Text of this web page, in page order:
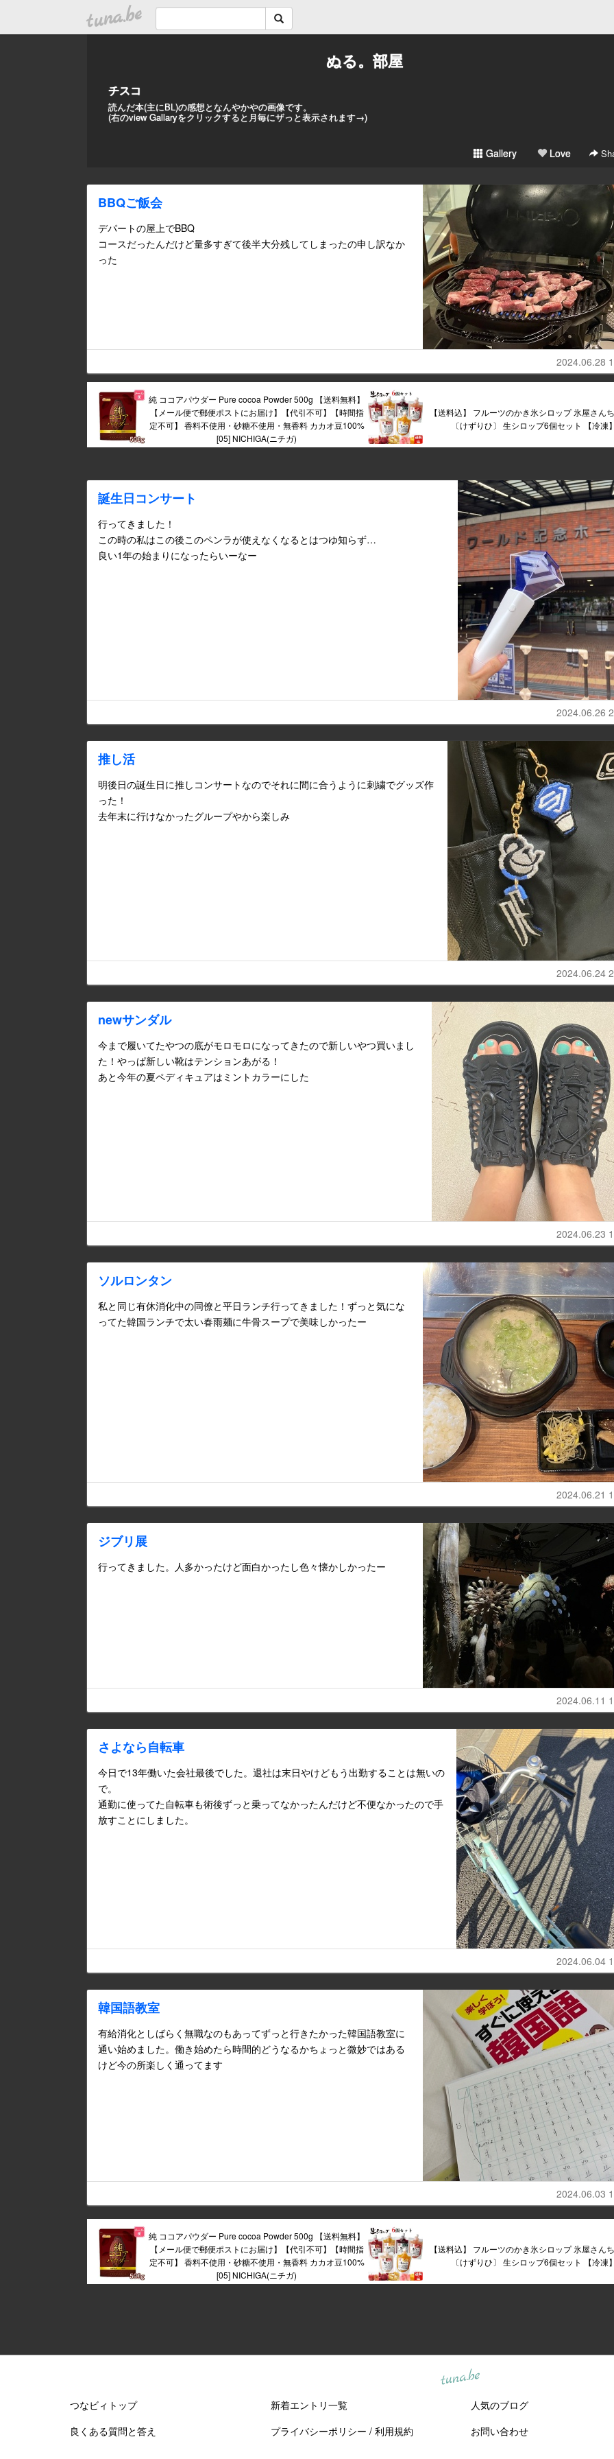
tuna.be
ぬる。部屋
チスコ
読んだ本(主にBL)の感想となんやかやの画像です。
(右のview Gallaryをクリックすると月毎にザっと表示されます→)
Gallery Love
BBQご飯会
デパートの屋上でBBQ
コースだったんだけど量多すぎて後半大分残してしまったの申し訳なか
った
2024.06.28
純 ココアパウダー Pure cocoa Powder 500g 【送料無料】
【メール便で郵便ポストにお届け】【代引不可】【時間指
定不可】 香料不使用・砂糖不使用・無香料 カカオ豆100%
[05] NICHIGA(ニチガ)
【送料込】 フルーツのかき氷シロップ 氷屋さん
〔けずりひ〕 生シロップ6個セット 【冷凍
誕生日コンサート
行ってきました！
この時の私はこの後このペンラが使えなくなるとはつゆ知らず…
良い1年の始まりになったらいーなー
2024.06.26
推し活
明後日の誕生日に推しコンサートなのでそれに間に合うように刺繍でグッズ作
った！
去年末に行けなかったグループやから楽しみ
2024.06.24
newサンダル
今まで履いてたやつの底がモロモロになってきたので新しいやつ買いまし
た！やっぱ新しい靴はテンションあがる！
あと今年の夏ペディキュアはミントカラーにした
2024.06.23
ソルロンタン
私と同じ有休消化中の同僚と平日ランチ行ってきました！ずっと気にな
ってた韓国ランチで太い春雨麺に牛骨スープで美味しかったー
2024.06.21
ジブリ展
行ってきました。人多かったけど面白かったし色々懐かしかったー
2024.06.11
さよなら自転車
今日で13年働いた会社最後でした。退社は末日やけどもう出勤することは無いの
で。
通勤に使ってた自転車も術後ずっと乗ってなかったんだけど不便なかったので手
放すことにしました。
2024.06.04
韓国語教室
有給消化としばらく無職なのもあってずっと行きたかった韓国語教室に
通い始めました。働き始めたら時間的どうなるかちょっと微妙ではある
けど今の所楽しく通ってます
2024.06.03
純 ココアパウダー Pure cocoa Powder 500g 【送料無料】
【メール便で郵便ポストにお届け】【代引不可】【時間指
定不可】 香料不使用・砂糖不使用・無香料 カカオ豆100%
[05] NICHIGA(ニチガ)
【送料込】 フルーツのかき氷シロップ 氷屋さん
〔けずりひ〕 生シロップ6個セット 【冷凍
tuna.be
つなビィトップ 新着エントリ一覧
人気のブログ
良くある質問と答え
プライバシーポリシー / 利用規約 お問い合わせ